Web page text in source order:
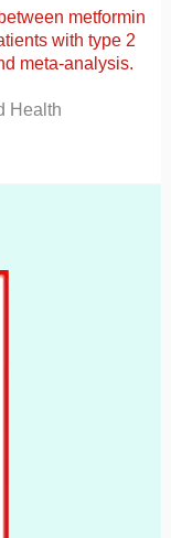
metformin
with type 2
meta-analysis.
Health